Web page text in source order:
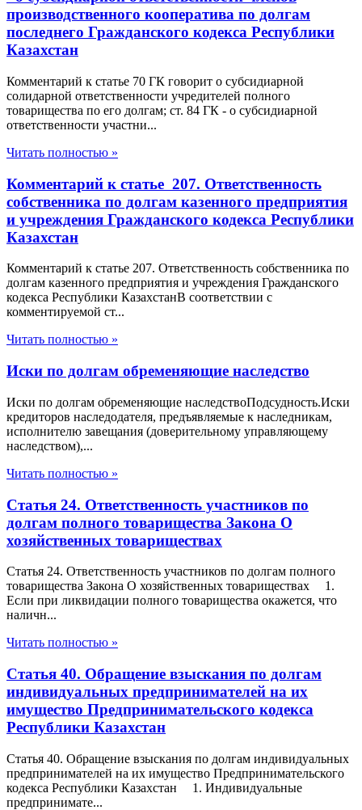
производственного кооператива по долгам
последнего Гражданского кодекса Республики
Казахстан
Комментарий к статье 70 ГК говорит о субсидиарной
солидарной ответственности учредителей полного
товарищества по его долгам; ст. 84 ГК - о субсидиарной
ответственности участни...
Читать полностью »
Комментарий к статье 207. Ответственность
собственника по долгам казенного предприятия
и учреждения Гражданского кодекса Республики
Казахстан
Комментарий к статье 207. Ответственность собственника по
долгам казенного предприятия и учреждения Гражданского
кодекса Республики КазахстанВ соответствии с
комментируемой ст...
Читать полностью »
Иски по долгам обременяющие наследство
Иски по долгам обременяющие наследствоПодсудность.Иски
кредиторов наследодателя, предъявляемые к наследникам,
исполнителю завещания (доверительному управляющему
наследством),...
Читать полностью »
Статья 24. Ответственность участников по
долгам полного товарищества Закона О
хозяйственных товариществах
Статья 24. Ответственность участников по долгам полного
товарищества Закона О хозяйственных товариществах 1.
Если при ликвидации полного товарищества окажется, что
наличн...
Читать полностью »
Статья 40. Обращение взыскания по долгам
индивидуальных предпринимателей на их
имущество Предпринимательского кодекса
Республики Казахстан
Статья 40. Обращение взыскания по долгам индивидуальных
предпринимателей на их имущество Предпринимательского
кодекса Республики Казахстан 1. Индивидуальные
предпринимате...